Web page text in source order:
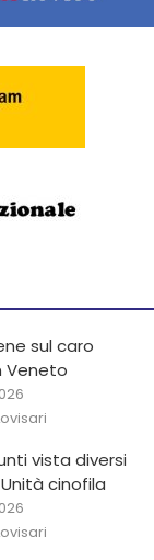
sul caro
Veneto
vista diversi
cinofila